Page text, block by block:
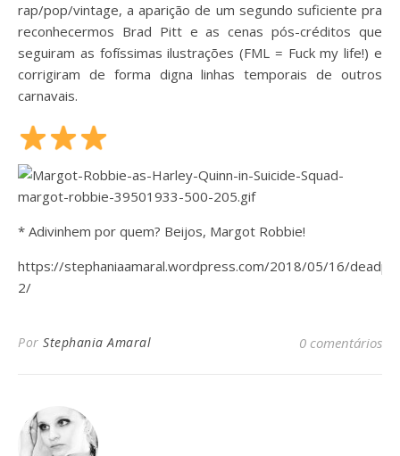
rap/pop/vintage, a aparição de um segundo suficiente pra
reconhecermos Brad Pitt e as cenas pós-créditos que
seguiram as fofíssimas ilustrações (FML = Fuck my life!) e
corrigiram de forma digna linhas temporais de outros
carnavais.
* Adivinhem por quem? Beijos, Margot Robbie!
https://stephaniaamaral.wordpress.com/2018/05/16/
2/
Por Stephania Amaral 0 comentários